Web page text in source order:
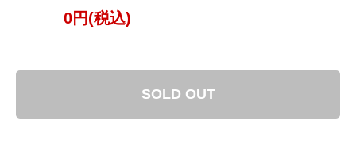
0円(税込)
SOLD OUT